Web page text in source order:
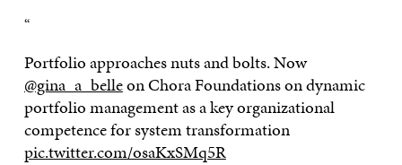
“
Portfolio approaches nuts and bolts. Now
@gina_a_belleon Chora Foundations on dynamic
portfolio management as a key organizational
competence for system transformation
pic.twitter.com/osaKxSMq5R